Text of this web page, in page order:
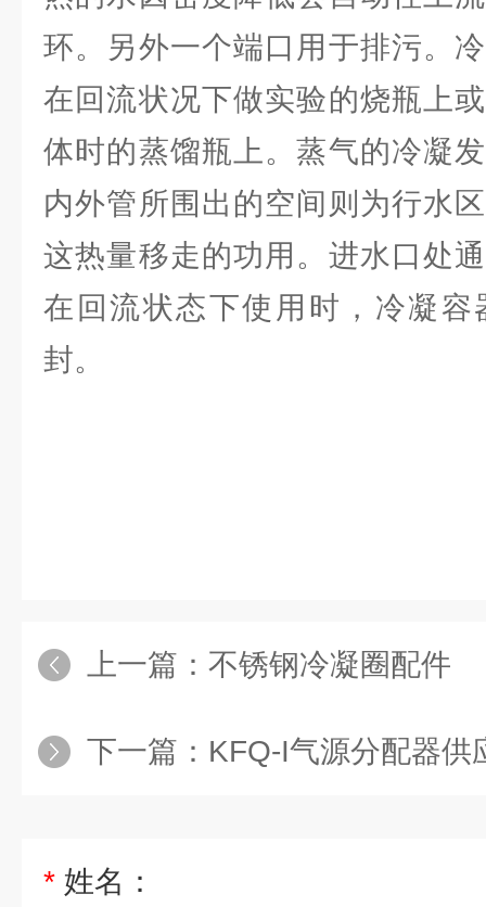
环。另外一个端口用于排污。
在回流状况下做实验的烧瓶上
体时的蒸馏瓶上。蒸气的冷凝
内外管所围出的空间则为行水
这热量移走的功用。进水口处
在回流状态下使用时，冷凝容
封。
上一篇： 不锈钢冷凝圈配件
下一篇： KFQ-I气源分配器供
* 姓名：